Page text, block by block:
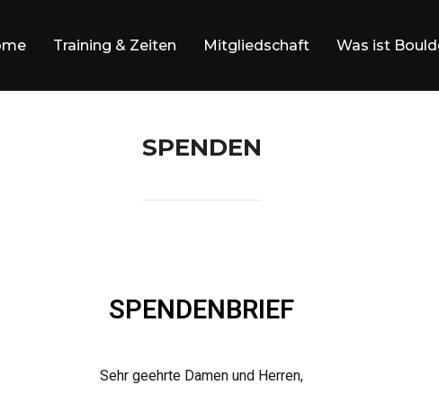
Training & Zeiten Mitgliedschaft Was ist
SPENDEN
SPENDENBRIEF
Sehr geehrte Damen und Herren,